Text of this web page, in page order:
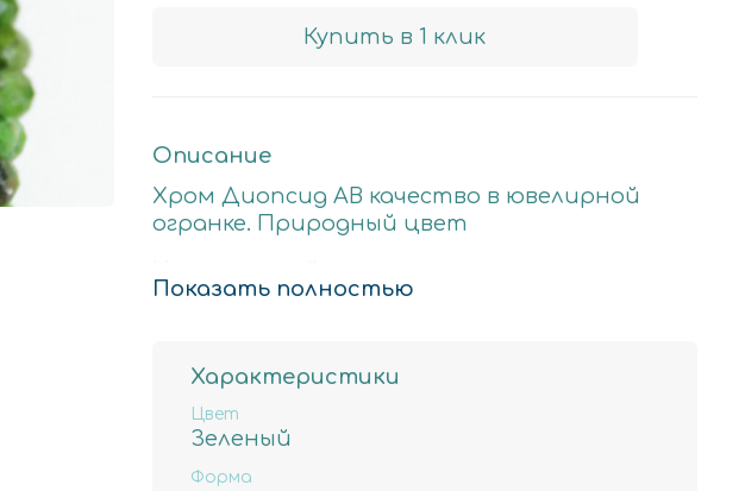
Купить в 1 клик
Описание
Хром Диопсид АВ качество в ювелирной
огранке. Природный цвет
4мм- отверстие примерно 0.8мм,
примерное количество бусин в нити 97
Показать полностью
Характеристики
Цвет
Зеленый
Форма